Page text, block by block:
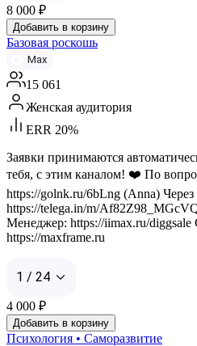
8 000 ₽
Добавить в корзину
Базовая роскошь
Max
15 061
Женская аудитория
ERR 20%
Заявки принимаются
тебя, с этим каналом! ❤️ По
https://golnk.ru/6bLng (Anna)
https://telega.in/m/
Менеджер: https://iimax.ru/
https://maxframe.ru
1 / 24
4 000 ₽
Добавить в корзину
Психология • Саморазвитие